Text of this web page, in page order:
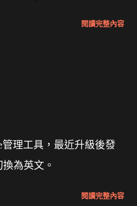
閱讀完整內容
理工具，最近升級後發
為英文。
閱讀完整內容